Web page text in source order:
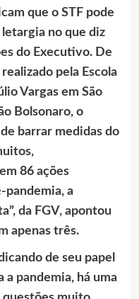
que o STF pode
no que diz
do Executivo. De
pela Escola
Vargas em São
Bolsonaro, o
barrar medidas do
86 ações
pandemia, a
da FGV, apontou
apenas três.
de seu papel
pandemia, há uma